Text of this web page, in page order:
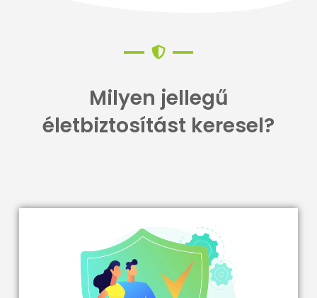
Milyen jellegű
életbiztosítást keresel?